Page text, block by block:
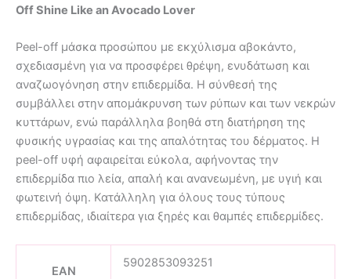
Off Shine Like an Avocado Lover
Peel-off μάσκα προσώπου με εκχύλισμα αβοκάντο,
σχεδιασμένη για να προσφέρει θρέψη, ενυδάτωση και
αναζωογόνηση στην επιδερμίδα. Η σύνθεσή της
συμβάλλει στην απομάκρυνση των ρύπων και των νεκρών
κυττάρων, ενώ παράλληλα βοηθά στη διατήρηση της
φυσικής υγρασίας και της απαλότητας του δέρματος. Η
peel-off υφή αφαιρείται εύκολα, αφήνοντας την
επιδερμίδα πιο λεία, απαλή και ανανεωμένη, με υγιή και
φωτεινή όψη. Κατάλληλη για όλους τους τύπους
επιδερμίδας, ιδιαίτερα για ξηρές και θαμπές επιδερμίδες.
EAN
5902853093251